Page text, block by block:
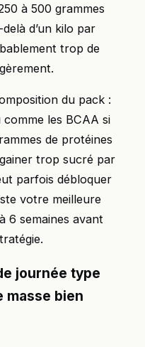
à 500 grammes
d’un kilo par
trop de
du pack :
les BCAA si
de protéines
trop sucré par
parfois débloquer
votre meilleure
6 semaines avant
journée type
masse bien